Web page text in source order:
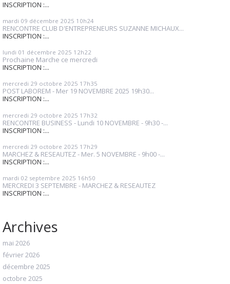
INSCRIPTION :...
mardi 09 décembre 2025 10h24
RENCONTRE CLUB D'ENTREPRENEURS SUZANNE MICHAUX...
INSCRIPTION :...
lundi 01 décembre 2025 12h22
Prochaine Marche ce mercredi
INSCRIPTION :...
mercredi 29 octobre 2025 17h35
POST LABOREM - Mer 19 NOVEMBRE 2025 19h30...
INSCRIPTION :...
mercredi 29 octobre 2025 17h32
RENCONTRE BUSINESS - Lundi 10 NOVEMBRE - 9h30 -...
INSCRIPTION :...
mercredi 29 octobre 2025 17h29
MARCHEZ & RESEAUTEZ - Mer. 5 NOVEMBRE - 9h00 -...
INSCRIPTION :...
mardi 02 septembre 2025 16h50
MERCREDI 3 SEPTEMBRE - MARCHEZ & RESEAUTEZ
INSCRIPTION :...
Archives
mai 2026
février 2026
décembre 2025
octobre 2025